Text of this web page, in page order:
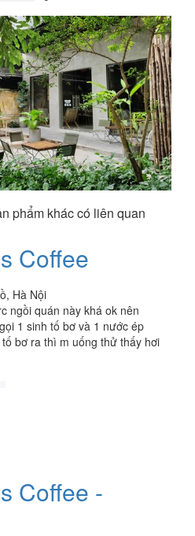
phẩm khác có liên quan
Coffee
Hà Nội
ngồi quán này khá ok nên
1 sinh tố bơ và 1 nước ép
bơ ra thì m uống thử thấy hơi
Coffee -